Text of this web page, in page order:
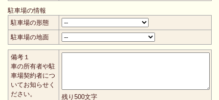
駐車場の情報
駐車場の形態
駐車場の地面
備考１
車の所有者や駐
車場契約者につ
いてお知らせく
ださい。
残り 500文字